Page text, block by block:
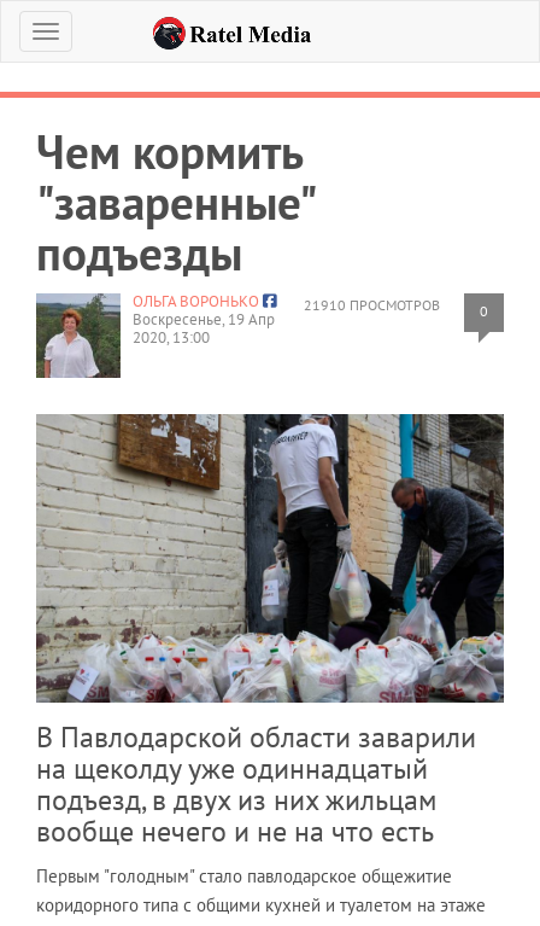
Меню
Чем кормить
"заваренные"
подъезды
21910 ПРОСМОТРОВ 0
ОЛЬГА ВОРОНЬКО
Воскресенье, 19 Апр
2020, 13:00
В Павлодарской области заварили
на щеколду уже одиннадцатый
подъезд, в двух из них жильцам
вообще нечего и не на что есть
Первым "голодным" стало павлодарское общежитие
коридорного типа с общими кухней и туалетом на этаже